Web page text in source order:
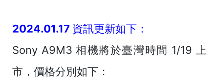
2024.01.17 資訊更新如下：
Sony A9M3 相機將於臺灣時間 1/19 上
市，價格分別如下：